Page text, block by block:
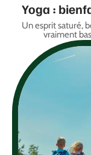
Yoga :
Un esprit saturé,
vraiment